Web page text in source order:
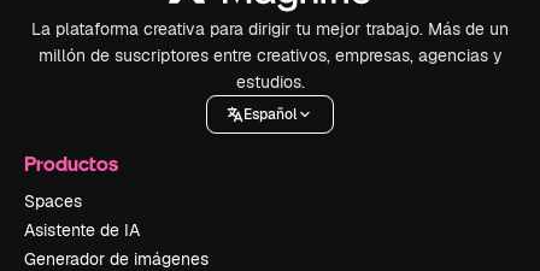
La plataforma creativa para dirigir tu mejor trabajo. Más de un
millón de suscriptores entre creativos, empresas, agencias y
estudios.
Español
Productos
Spaces
Asistente de IA
Generador de imágenes